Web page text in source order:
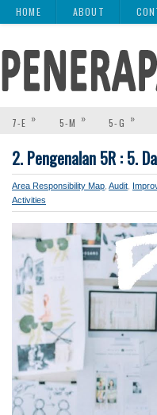
HOME ABOUT
7-E » 5-M » 5-G »
2. Pengenalan 5R : 5.
Area Responsibility Map Audit
Activities